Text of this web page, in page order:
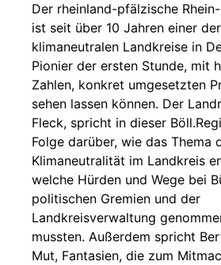
Der rheinland-pfälzische
ist seit über 10 Jahren einer
klimaneutralen Landkreise in
Pionier der ersten Stunde, mit
Zahlen, konkret umgesetzten
sehen lassen können. Der
Fleck, spricht in dieser
Folge darüber, wie das Thema
Klimaneutralität im Landkreis
welche Hürden und Wege bei
politischen Gremien und der
Landkreisverwaltung
mussten. Außerdem spricht
Mut, Fantasien, die zum